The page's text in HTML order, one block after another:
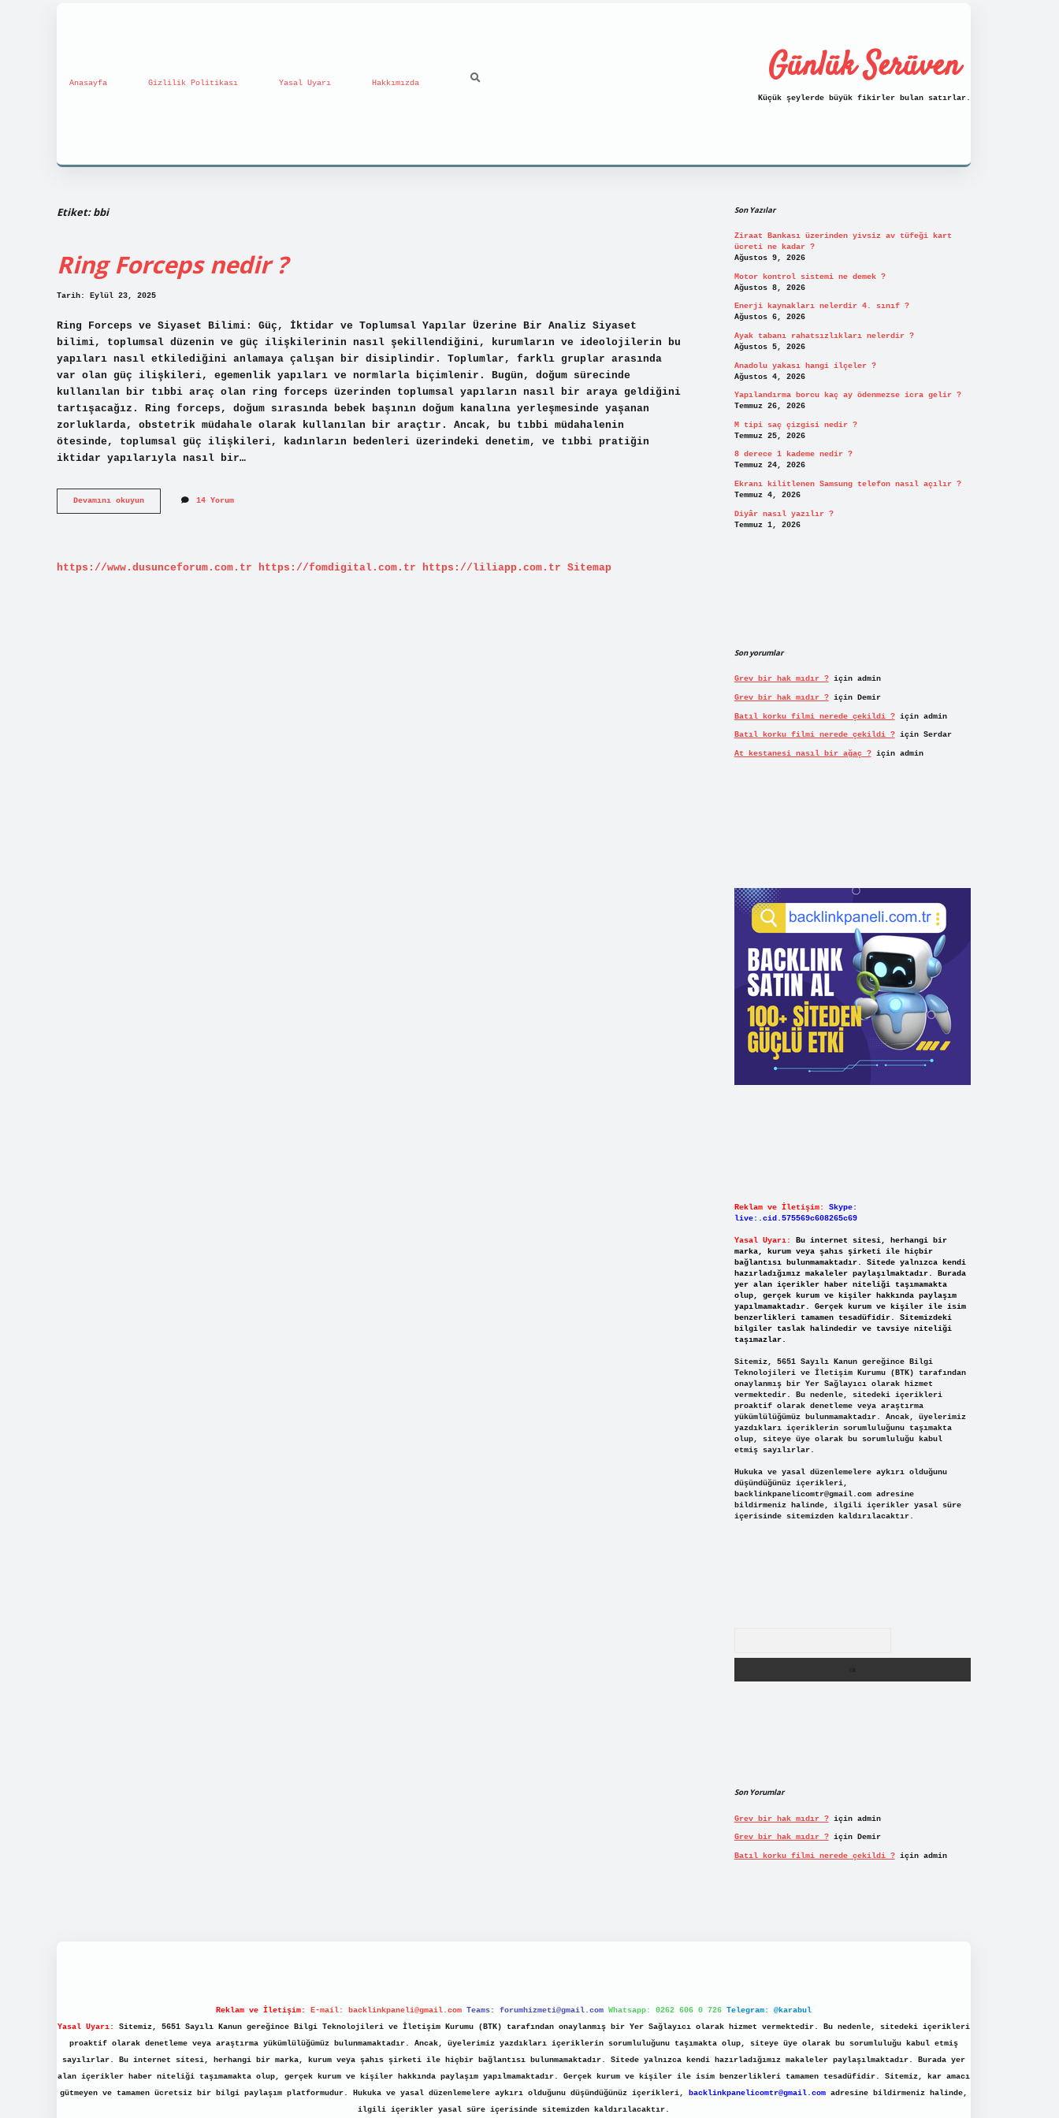
Anasayfa Gizlilik Politikası Yasal Uyarı Hakkımızda Günlük Serüven
Küçük şeylerde büyük fikirler bulan satırlar.
Etiket:bbi
Ring Forceps nedir ?
Tarih: Eylül 23, 2025
Ring Forceps ve Siyaset Bilimi: Güç, İktidar ve Toplumsal Yapılar Üzerine Bir Analiz Siyaset
bilimi, toplumsal düzenin ve güç ilişkilerinin nasıl şekillendiğini, kurumların ve ideolojilerin bu
yapıları nasıl etkilediğini anlamaya çalışan bir disiplindir. Toplumlar, farklı gruplar arasında
var olan güç ilişkileri, egemenlik yapıları ve normlarla biçimlenir. Bugün, doğum sürecinde
kullanılan bir tıbbi araç olan ring forceps üzerinden toplumsal yapıların nasıl bir araya geldiğini
tartışacağız. Ring forceps, doğum sırasında bebek başının doğum kanalına yerleşmesinde yaşanan
zorluklarda, obstetrik müdahale olarak kullanılan bir araçtır. Ancak, bu tıbbi müdahalenin
ötesinde, toplumsal güç ilişkileri, kadınların bedenleri üzerindeki denetim, ve tıbbi pratiğin
iktidar yapılarıyla nasıl bir…
Devamını okuyunRing
Forceps
14 Yorum
https://www.dusunceforum.com.tr https://fomdigital.com.tr https://liliapp.com.tr Sitemap
Son Yazılar
Ziraat Bankası üzerinden yivsiz av tüfeği kart
ücreti ne kadar ?
Ağustos 9, 2026
Motor kontrol sistemi ne demek ?
Ağustos 8, 2026
Enerji kaynakları nelerdir 4. sınıf ?
Ağustos 6, 2026
Ayak tabanı rahatsızlıkları nelerdir ?
Ağustos 5, 2026
Anadolu yakası hangi ilçeler ?
Ağustos 4, 2026
Yapılandırma borcu kaç ay ödenmezse icra gelir ?
Temmuz 26, 2026
M tipi saç çizgisi nedir ?
Temmuz 25, 2026
8 derece 1 kademe nedir ?
Temmuz 24, 2026
Ekranı kilitlenen Samsung telefon nasıl açılır ?
Temmuz 4, 2026
Diyâr nasıl yazılır ?
Temmuz 1, 2026
Son yorumlar
Grev bir hak mıdır ?için admin
Grev bir hak mıdır ?için Demir
Batıl korku filmi nerede çekildi ?için admin
Batıl korku filmi nerede çekildi ?için Serdar
At kestanesi nasıl bir ağaç ?için admin
Reklam ve İletişim:
Skype:
live:.cid.575569c608265c69
Yasal Uyarı:
Bu internet sitesi, herhangi bir
marka, kurum veya şahıs şirketi ile hiçbir
bağlantısı bulunmamaktadır. Sitede yalnızca kendi
hazırladığımız makaleler paylaşılmaktadır. Burada
yer alan içerikler haber niteliği taşımamakta
olup, gerçek kurum ve kişiler hakkında paylaşım
yapılmamaktadır. Gerçek kurum ve kişiler ile isim
benzerlikleri tamamen tesadüfidir. Sitemizdeki
bilgiler taslak halindedir ve tavsiye niteliği
taşımazlar.
Sitemiz, 5651 Sayılı Kanun gereğince Bilgi
Teknolojileri ve İletişim Kurumu (BTK) tarafından
onaylanmış bir Yer Sağlayıcı olarak hizmet
vermektedir. Bu nedenle, sitedeki içerikleri
proaktif olarak denetleme veya araştırma
yükümlülüğümüz bulunmamaktadır. Ancak, üyelerimiz
yazdıkları içeriklerin sorumluluğunu taşımakta
olup, siteye üye olarak bu sorumluluğu kabul
etmiş sayılırlar.
Hukuka ve yasal düzenlemelere aykırı olduğunu
düşündüğünüz içerikleri,
backlinkpanelicomtr@gmail.comadresine
bildirmeniz halinde, ilgili içerikler yasal süre
içerisinde sitemizden kaldırılacaktır.
Son Yorumlar
Grev bir hak mıdır ?için admin
Grev bir hak mıdır ?için Demir
Batıl korku filmi nerede çekildi ?için admin
Reklam ve İletişim: E-mail: backlinkpaneli@gmail.com Teams: forumhizmeti@gmail.com Whatsapp: 0262 606 0 726
Telegram: @karabul
Yasal Uyarı:
Sitemiz, 5651 Sayılı Kanun gereğince Bilgi Teknolojileri ve İletişim Kurumu (BTK) tarafından onaylanmış bir Yer Sağlayıcı olarak hizmet vermektedir. Bu nedenle, sitedeki içerikleri
proaktif olarak denetleme veya araştırma yükümlülüğümüz bulunmamaktadır. Ancak, üyelerimiz yazdıkları içeriklerin sorumluluğunu taşımakta olup, siteye üye olarak bu sorumluluğu kabul etmiş
sayılırlar. Bu internet sitesi, herhangi bir marka, kurum veya şahıs şirketi ile hiçbir bağlantısı bulunmamaktadır. Sitede yalnızca kendi hazırladığımız makaleler paylaşılmaktadır. Burada yer
alan içerikler haber niteliği taşımamakta olup, gerçek kurum ve kişiler hakkında paylaşım yapılmamaktadır. Gerçek kurum ve kişiler ile isim benzerlikleri tamamen tesadüfidir. Sitemiz, kar amacı
gütmeyen ve tamamen ücretsiz bir bilgi paylaşım platformudur. Hukuka ve yasal düzenlemelere aykırı olduğunu düşündüğünüz içerikleri, backlinkpanelicomtr@gmail.com adresine bildirmeniz halinde,
ilgili içerikler yasal süre içerisinde sitemizden kaldırılacaktır.